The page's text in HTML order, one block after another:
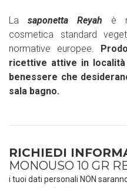
La saponetta Reyah è
cosmetica standard
normative europee.
ricettive attive in
benessere che
sala bagno.
RICHIEDI
MONOUSO 10 GR
i tuoi dati personali NON